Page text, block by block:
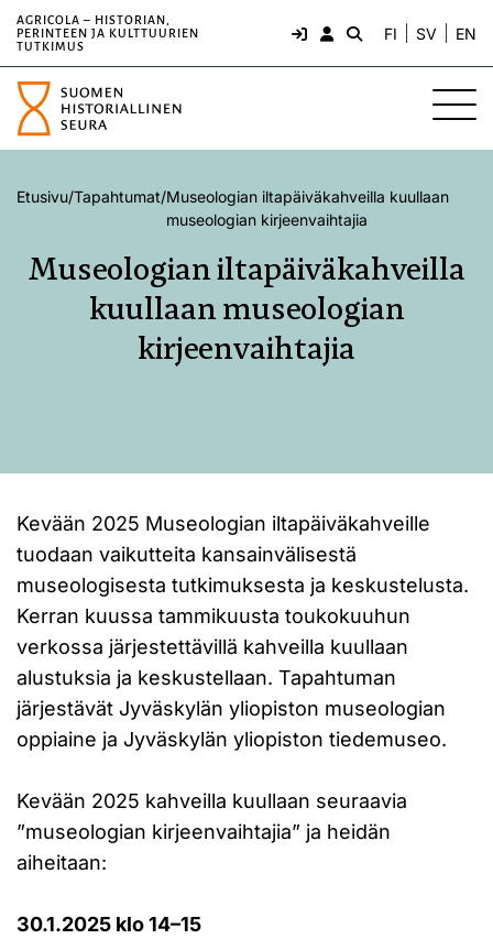
AGRICOLA – HISTORIAN,
PERINTEEN JA KULTTUURIEN
TUTKIMUS
FI SV EN
Etusivu/Tapahtumat/Museologian iltapäiväkahveilla kuullaan
museologian kirjeenvaihtajia
Museologian iltapäiväkahveilla
kuullaan museologian
kirjeenvaihtajia
Kevään 2025 Museologian iltapäiväkahveille
tuodaan vaikutteita kansainvälisestä
museologisesta tutkimuksesta ja keskustelusta.
Kerran kuussa tammikuusta toukokuuhun
verkossa järjestettävillä kahveilla kuullaan
alustuksia ja keskustellaan. Tapahtuman
järjestävät Jyväskylän yliopiston museologian
oppiaine ja Jyväskylän yliopiston tiedemuseo.
Kevään 2025 kahveilla kuullaan seuraavia
”museologian kirjeenvaihtajia” ja heidän
aiheitaan:
30.1.2025 klo 14–15